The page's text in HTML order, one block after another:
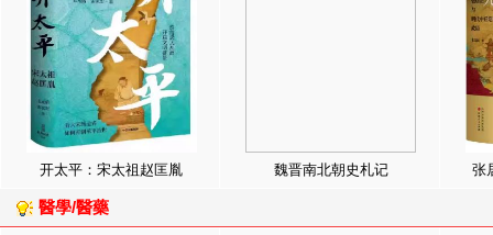
开太平：宋太祖赵匡胤 魏晋南北朝史札记 张
醫學/醫藥